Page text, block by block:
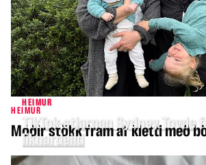
HEIMUR
Móðir stökk fram af kletti með
HEIMUR
TikTok-stjarnan Sydney Towle
líknardeild